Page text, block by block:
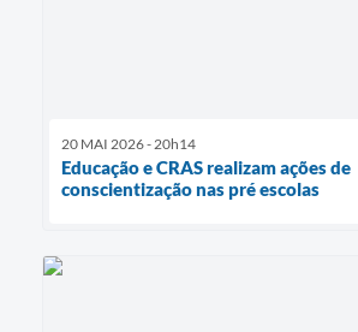
20 MAI 2026 - 20h14
Educação e CRAS realizam ações de
conscientização nas pré escolas